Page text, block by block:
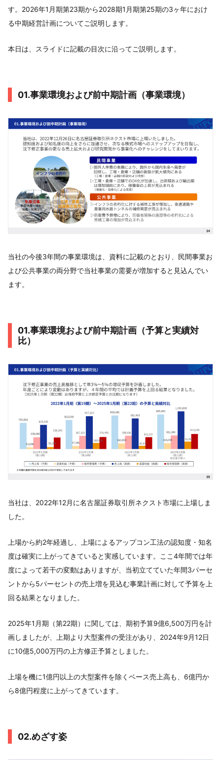
す。2026年1月期第23期から2028期1月期第25期の3ヶ年におけ
る中期経営計画についてご説明します。
本日は、スライドに記載の目次に沿ってご説明します。
01.事業環境および前中期計画（事業環境）
当社の今後3年間の事業環境は、資料に記載のとおり、民間事業お
よび公共事業の両分野で当社事業の需要が増加すると見込んでい
ます。
01.事業環境および前中期計画（予算と実績対
比）
当社は、2022年12月に名古屋証券取引所ネクスト市場に上場しま
した。
上場から約2年経過し、上場によるアップコン工法の認知度・知名
度は確実に上がってきていると実感しています。ここ4年間では年
度によって若干の変動はありますが、当初立てていた年間3パーセ
ントから5パーセントの売上増を見込む事業計画に対して予算を上
回る結果となりました。
2025年1月期（第22期）に関しては、期初予算9億6,500万円を計
画しましたが、上期より大型案件の受注があり、2024年9月12日
に10億5,000万円の上方修正予算としました。
上場を機に1億円以上の大型案件を除くベース売上高も、6億円か
ら8億円程度に上がってきています。
02.めざす姿